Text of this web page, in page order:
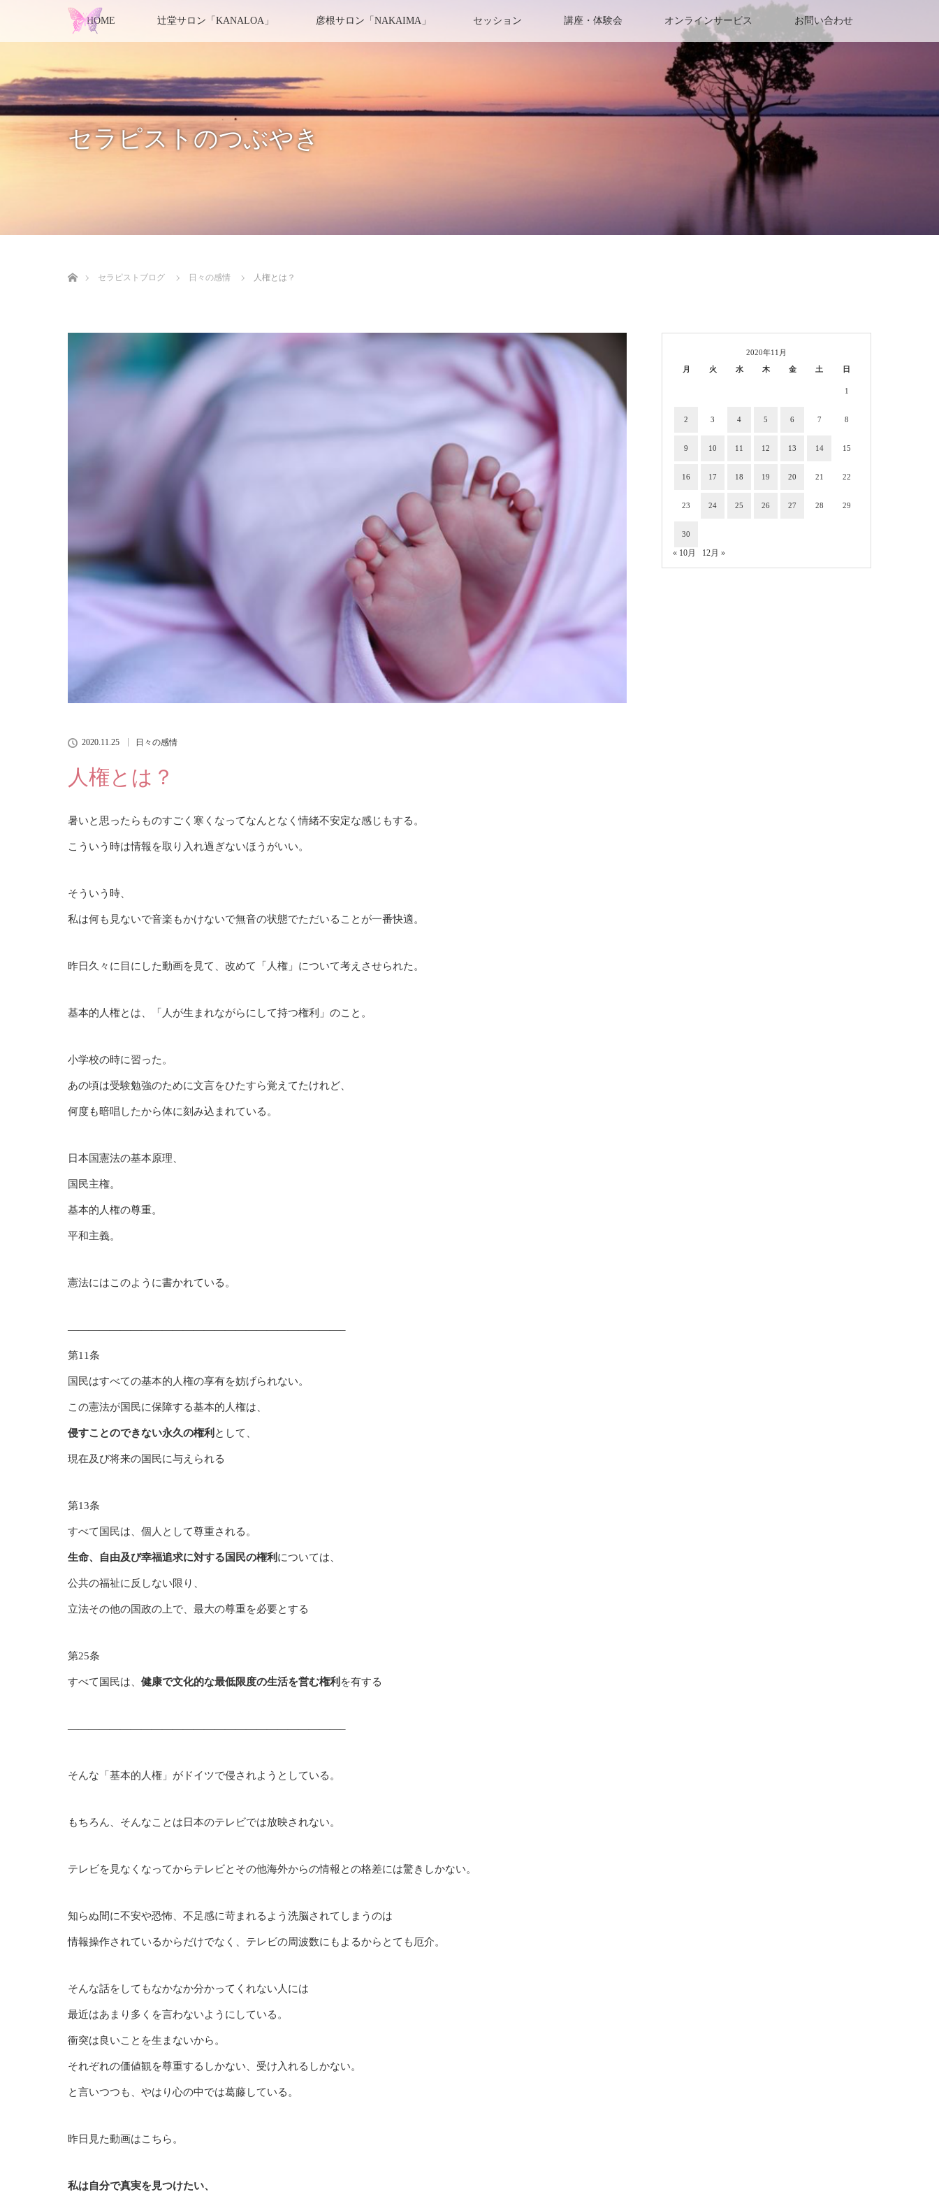
HOME 辻堂サロン「KANALOA」 彦根サロン「NAKAIMA」 セッション 講座・体験会 オンラインサービス お問い合わせ
セラピストのつぶやき
セラピストブログ
日々の感情 人権とは？
2020.11.25 日々の感情
人権とは？
暑いと思ったらものすごく寒くなってなんとなく情緒不安定な感じもする。
こういう時は情報を取り入れ過ぎないほうがいい。
そういう時、
私は何も見ないで音楽もかけないで無音の状態でただいることが一番快適。
昨日久々に目にした動画を見て、改めて「人権」について考えさせられた。
基本的人権とは、「人が生まれながらにして持つ権利」のこと。
小学校の時に習った。
あの頃は受験勉強のために文言をひたすら覚えてたけれど、
何度も暗唱したから体に刻み込まれている。
日本国憲法の基本原理、
国民主権。
基本的人権の尊重。
平和主義。
憲法にはこのように書かれている。
——————————————————————————–
第11条
国民はすべての基本的人権の享有を妨げられない。
この憲法が国民に保障する基本的人権は、
侵すことのできない永久の権利 として、
現在及び将来の国民に与えられる
第13条
すべて国民は、個人として尊重される。
生命、自由及び幸福追求に対する国民の権利 については、
公共の福祉に反しない限り、
立法その他の国政の上で、最大の尊重を必要とする
第25条
すべて国民は、 健康で文化的な最低限度の生活を営む権利 を有する
——————————————————————————–
そんな「基本的人権」がドイツで侵されようとしている。
もちろん、そんなことは日本のテレビでは放映されない。
テレビを見なくなってからテレビとその他海外からの情報との格差には驚きしかない。
知らぬ間に不安や恐怖、不足感に苛まれるよう洗脳されてしまうのは
情報操作されているからだけでなく、テレビの周波数にもよるからとても厄介。
そんな話をしてもなかなか分かってくれない人には
最近はあまり多くを言わないようにしている。
衝突は良いことを生まないから。
それぞれの価値観を尊重するしかない、受け入れるしかない。
と言いつつも、やはり心の中では葛藤している。
昨日見た動画はこちら 。
私は自分で真実を見つけたい、
2020年11月
月
火 水 木 金 土 日
1
2 3 4 5 6 7 8
9 10 11 12 13 14 15
16 17 18 19 20 21 22
23 24 25 26 27 28 29
30
« 10月 12月 »